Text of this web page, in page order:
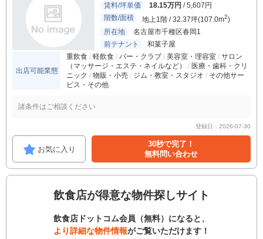
賃料/坪単価
18.15万円 / 5,607円
階数/面積
地上1階 / 32.37坪(107.0m2)
所在地
名古屋市千種区春岡1
前テナント
和菓子屋
出店可能業態
重飲食 軽飲食 バー・クラブ 美容室・理容室
サロン
（マッサージ・エステ・ネイルなど）
医療・歯科・クリ
ニック
物販・小売 ジム・教室・スタジオ
その他サー
ビス・その他
諸条件はご相談ください
登録日：2026-07-30
お気に入り
30秒で完了！
無料問い合わせ
飲食店が得意な物件探しサイト
飲食店ドットコム会員（無料）になると、
より詳細な物件情報がご覧いただけます！